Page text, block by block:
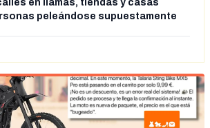
en llamas, tiendas y casas
peleándose supuestamente
a Ceuta